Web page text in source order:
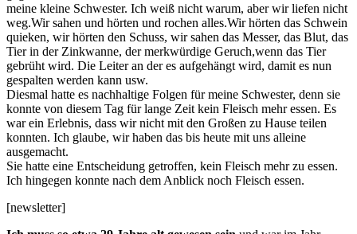
meine kleine Schwester. Ich weiß nicht warum, aber wir liefen nicht
weg.Wir sahen und hörten und rochen alles.Wir hörten das Schwein
quieken, wir hörten den Schuss, wir sahen das Messer, das Blut, das
Tier in der Zinkwanne, der merkwürdige Geruch,wenn das Tier
gebrüht wird. Die Leiter an der es aufgehängt wird, damit es nun
gespalten werden kann usw.
Diesmal hatte es nachhaltige Folgen für meine Schwester, denn sie
konnte von diesem Tag für lange Zeit kein Fleisch mehr essen. Es
war ein Erlebnis, dass wir nicht mit den Großen zu Hause teilen
konnten. Ich glaube, wir haben das bis heute mit uns alleine
ausgemacht.
Sie hatte eine Entscheidung getroffen, kein Fleisch mehr zu essen.
Ich hingegen konnte nach dem Anblick noch Fleisch essen.
[newsletter]